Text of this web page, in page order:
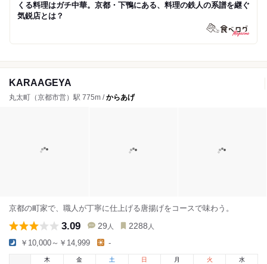
くる料理はガチ中華。京都・下鴨にある、料理の鉄人の系譜を継ぐ
気鋭店とは？
KARAAGEYA
丸太町（京都市営）駅 775m /からあげ
京都の町家で、職人が丁寧に仕上げる唐揚げをコースで味わう。
3.09 29 人 2288 人
￥10,000～￥14,999 -
木
金 土 日 月 火 水